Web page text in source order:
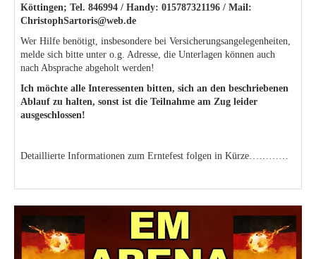
Köttingen; Tel. 846994 / Handy: 015787321196 / Mail:
ChristophSartoris@web.de
Wer Hilfe benötigt, insbesondere bei Versicherungsangelegenheiten,
melde sich bitte unter o.g. Adresse, die Unterlagen können auch
nach Absprache abgeholt werden!
Ich möchte alle Interessenten bitten, sich an den beschriebenen
Ablauf zu halten, sonst ist die Teilnahme am Zug leider
ausgeschlossen!
Detaillierte Informationen zum Erntefest folgen in Kürze…………